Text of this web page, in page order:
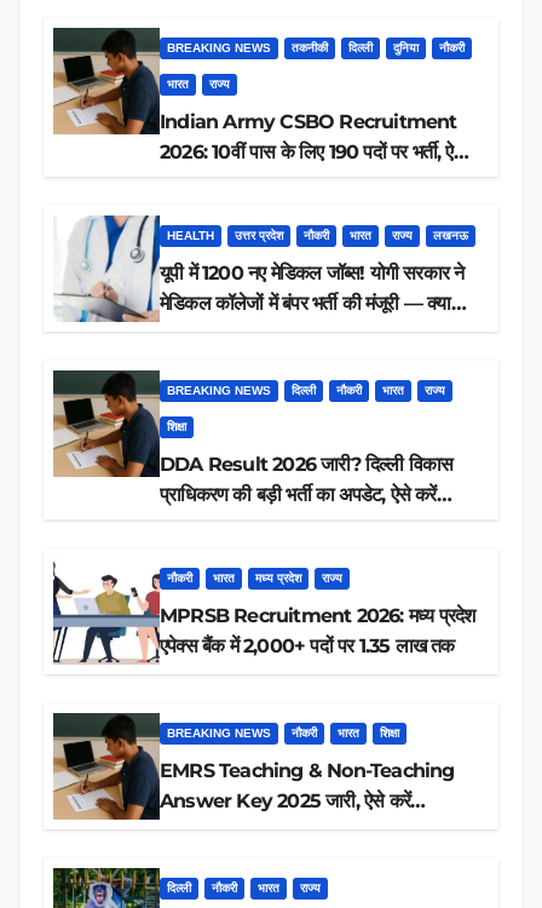
BREAKING NEWS तकनीकी दिल्ली दुनिया नौकरी
भारत राज्य
Indian Army CSBO Recruitment
2026: 10वीं पास के लिए 190 पदों पर भर्ती, ऐसे
HEALTH उत्तर प्रदेश नौकरी भारत राज्य लखनऊ
यूपी में 1200 नए मेडिकल जॉब्स! योगी सरकार ने
मेडिकल कॉलेजों में बंपर भर्ती की मंजूरी — क्या
BREAKING NEWS दिल्ली नौकरी भारत राज्य
शिक्षा
DDA Result 2026 जारी? दिल्ली विकास
प्राधिकरण की बड़ी भर्ती का अपडेट, ऐसे करें
नौकरी भारत मध्य प्रदेश राज्य
MPRSB Recruitment 2026: मध्य प्रदेश
एपेक्स बैंक में 2,000+ पदों पर 1.35 लाख तक
BREAKING NEWS नौकरी भारत शिक्षा
EMRS Teaching & Non-Teaching
Answer Key 2025 जारी, ऐसे करें
दिल्ली नौकरी भारत राज्य